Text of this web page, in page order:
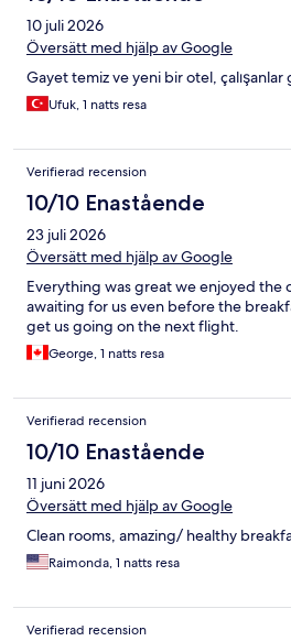
10 juli 2026
Översätt med hjälp av Google
Gayet temiz ve yeni bir otel, çalışanlar
Ufuk, 1 natts resa
Verifierad recension
10/10 Enastående
23 juli 2026
Översätt med hjälp av Google
Everything was great we enjoyed the
awaiting for us even before the
get us going on the next flight.
George, 1 natts resa
Verifierad recension
10/10 Enastående
11 juni 2026
Översätt med hjälp av Google
Clean rooms, amazing/ healthy
Raimonda, 1 natts resa
Verifierad recension